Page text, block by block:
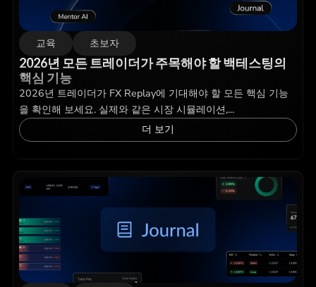
교육 초보자
2026년 모든 트레이더가 주목해야 할 백테스팅의
핵심 기능
2026년 트레이더가 FX Replay에 기대해야 할 모든 핵심 기능
을 확인해 보세요. 실제와 같은 시장 시뮬레이션,...
더 보기